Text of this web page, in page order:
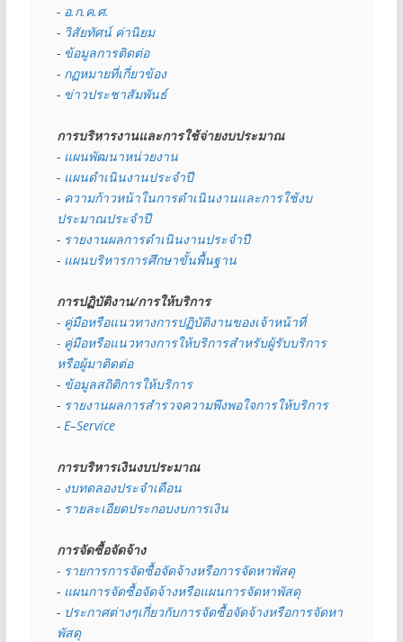
- อ.ก.ค.ศ.
- วิสัยทัศน์ ค่านิยม
- ข้อมูลการติดต่อ
- กฏหมายที่เกี่ยวข้อง
- ข่าวประชาสัมพันธ์
การบริหารงานและการใช้จ่ายงบประมาณ
- แผนพัฒนาหน่วยงาน
- แผนดำเนินงานประจำปี
- ความก้าวหน้าในการดำเนินงานและการใช้งบ
ประมาณประจำปี
- รายงานผลการดำเนินงานประจำปี
- แผนบริหารการศึกษาขั้นพื้นฐาน
การปฏิบัติงาน/การให้บริการ
- คู่มือหรือแนวทางการปฏิบัติงานของเจ้าหน้าที่
- คู่มือหรือแนวทางการให้บริการสำหรับผู้รับบริการ
หรือผู้มาติดต่อ
- ข้อมูลสถิติการให้บริการ
- รายงานผลการสำรวจความพึงพอใจการให้บริการ
- E–Service
การบริหารเงินงบประมาณ
- งบทดลองประจำเดือน
- รายละเอียดประกอบงบการเงิน
การจัดซื้อจัดจ้าง
- รายการการจัดซื้อจัดจ้างหรือการจัดหาพัสดุ
- แผนการจัดซื้อจัดจ้างหรือแผนการจัดหาพัสดุ
- ประกาศต่างๆเกี่ยวกับการจัดซื้อจัดจ้างหรือการจัดหา
พัสดุ